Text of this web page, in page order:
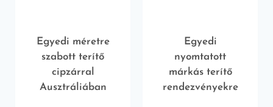
Egyedi méretre
szabott terítő
cipzárral
Ausztráliában
Egyedi
nyomtatott
márkás terítő
rendezvényekre